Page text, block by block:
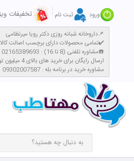
ورود ثبت نام تخفیفات
داروخانه شبانه روزی دکتر رویا میرنظامی📌
تمامی محصولات دارای برچسب اصالت کالا و سیب سلامت میباشند✔️
مشاوره تلفنی (8 تا 16) : 02165389693☎️
​ارسال رایگان برای خرید های بالای 4 میلیون تومان با پست پیشتاز
مشاوره خرید در برنامه بله : 09302007587